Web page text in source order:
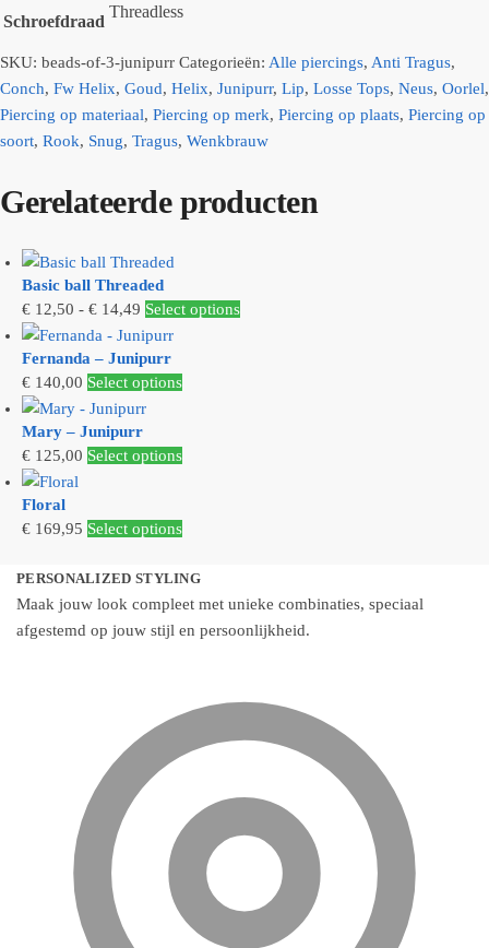
Schroefdraad
Threadless
SKU: beads-of-3-junipurr Categorieën: Alle piercings, Anti Tragus,
Conch, Fw Helix, Goud, Helix, Junipurr, Lip, Losse Tops, Neus, Oorlel,
Piercing op materiaal, Piercing op merk, Piercing op plaats, Piercing op
soort, Rook, Snug, Tragus, Wenkbrauw
Gerelateerde producten
Basic ball Threaded
€ 12,50 - € 14,49 Prijsklasse:
€ 12,50
tot
€ 14,49
Select optionsDit
de
productpagina
Fernanda – Junipurr
€ 140,00 Select options
Mary – Junipurr
€ 125,00 Select optionsDit
meerdere
Deze
optie
kan
op
Floral
€ 169,95 Select options
PERSONALIZED STYLING
Maak jouw look compleet met unieke combinaties, speciaal
afgestemd op jouw stijl en persoonlijkheid.